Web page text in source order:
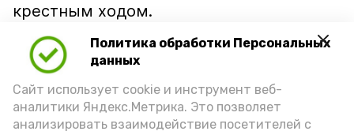
Политика обработки Персональных
данных
Сайт использует cookie и инструмент веб-
аналитики Яндекс.Метрика. Это позволяет
анализировать взаимодействие посетителей с
крестным ходом.
«С праздником всех вас! Пусть
молитвы Боголепа Черноярского
хранят ваши семьи!» — отметил глава